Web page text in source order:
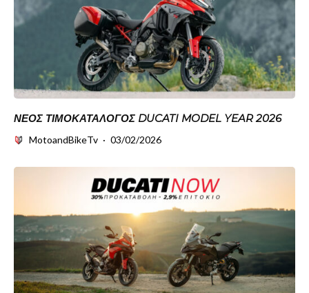
ΝΈΟΣ ΤΙΜΟΚΑΤΆΛΟΓΟΣ DUCATI MODEL YEAR 2026
MotoandBikeTv · 03/02/2026